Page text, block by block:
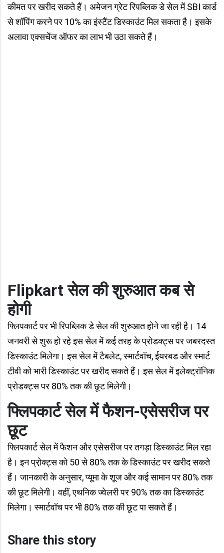
कीमत पर खरीद सकते हैं। अमेजन ग्रेट रिपब्लिक डे सेल में SBI कार्ड
से शॉपिंग करने पर 10% का इंस्टैंट डिस्काउंट मिल सकता है। इसके
अलावा एक्सचेंज ऑफर का लाभ भी उठा सकते हैं।
Flipkart सेल की शुरुआत कब से
होगी
फ्लिपकार्ट पर भी रिपब्लिक डे सेल की शुरुआत होने जा रही है। 14
जनवरी से शुरू हो रहे इस सेल में कई तरह के प्रोडक्ट्स पर जबरदस्त
डिस्काउंट मिलेगा। इस सेल में टैबलेट, स्मार्टवॉच, ईयरबड और स्मार्ट
टीवी को भारी डिस्काउंट पर खरीद सकते हैं। इस सेल में इलेक्ट्रॉनिक
प्रोडक्ट्स पर 80% तक की छूट मिलेगी।
फ्लिपकार्ट सेल में फैशन-एसेसरीज पर
छूट
फ्लिपकार्ट सेल में फैशन और एसेसरीज पर तगड़ा डिस्काउंट मिल रहा
है। इन प्रो़क्ट्स को 50 से 80% तक के डिस्काउंट पर खरीद सकते
हैं। जानकारी के अनुसार, प्यूमा के शूज और कई सामान पर 80% तक
की छूट मिलेगी। वहीं, एथनिक ज्वेलरी पर 90% तक का डिस्काउंट
मिलेगा। स्मार्टवॉच पर भी 80% तक की छूट पा सकते हैं।
Share this story